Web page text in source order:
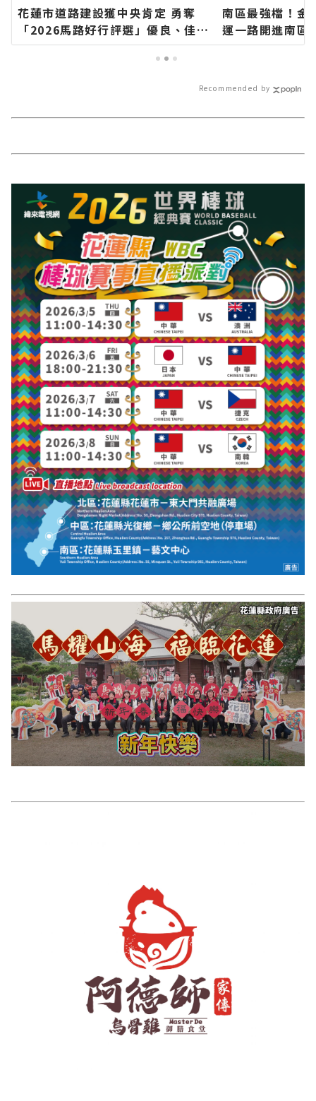
花蓮市道路建設獲中央肯定 勇奪
「2026馬路好行評選」優良、佳作
雙獎∣花蓮新聞網官方網站各類新
聞－最快速的今日新聞報導 最新的
南區最強檔！金
運一路開進南區
針花季 消費滿
地資訊！
Recommended by